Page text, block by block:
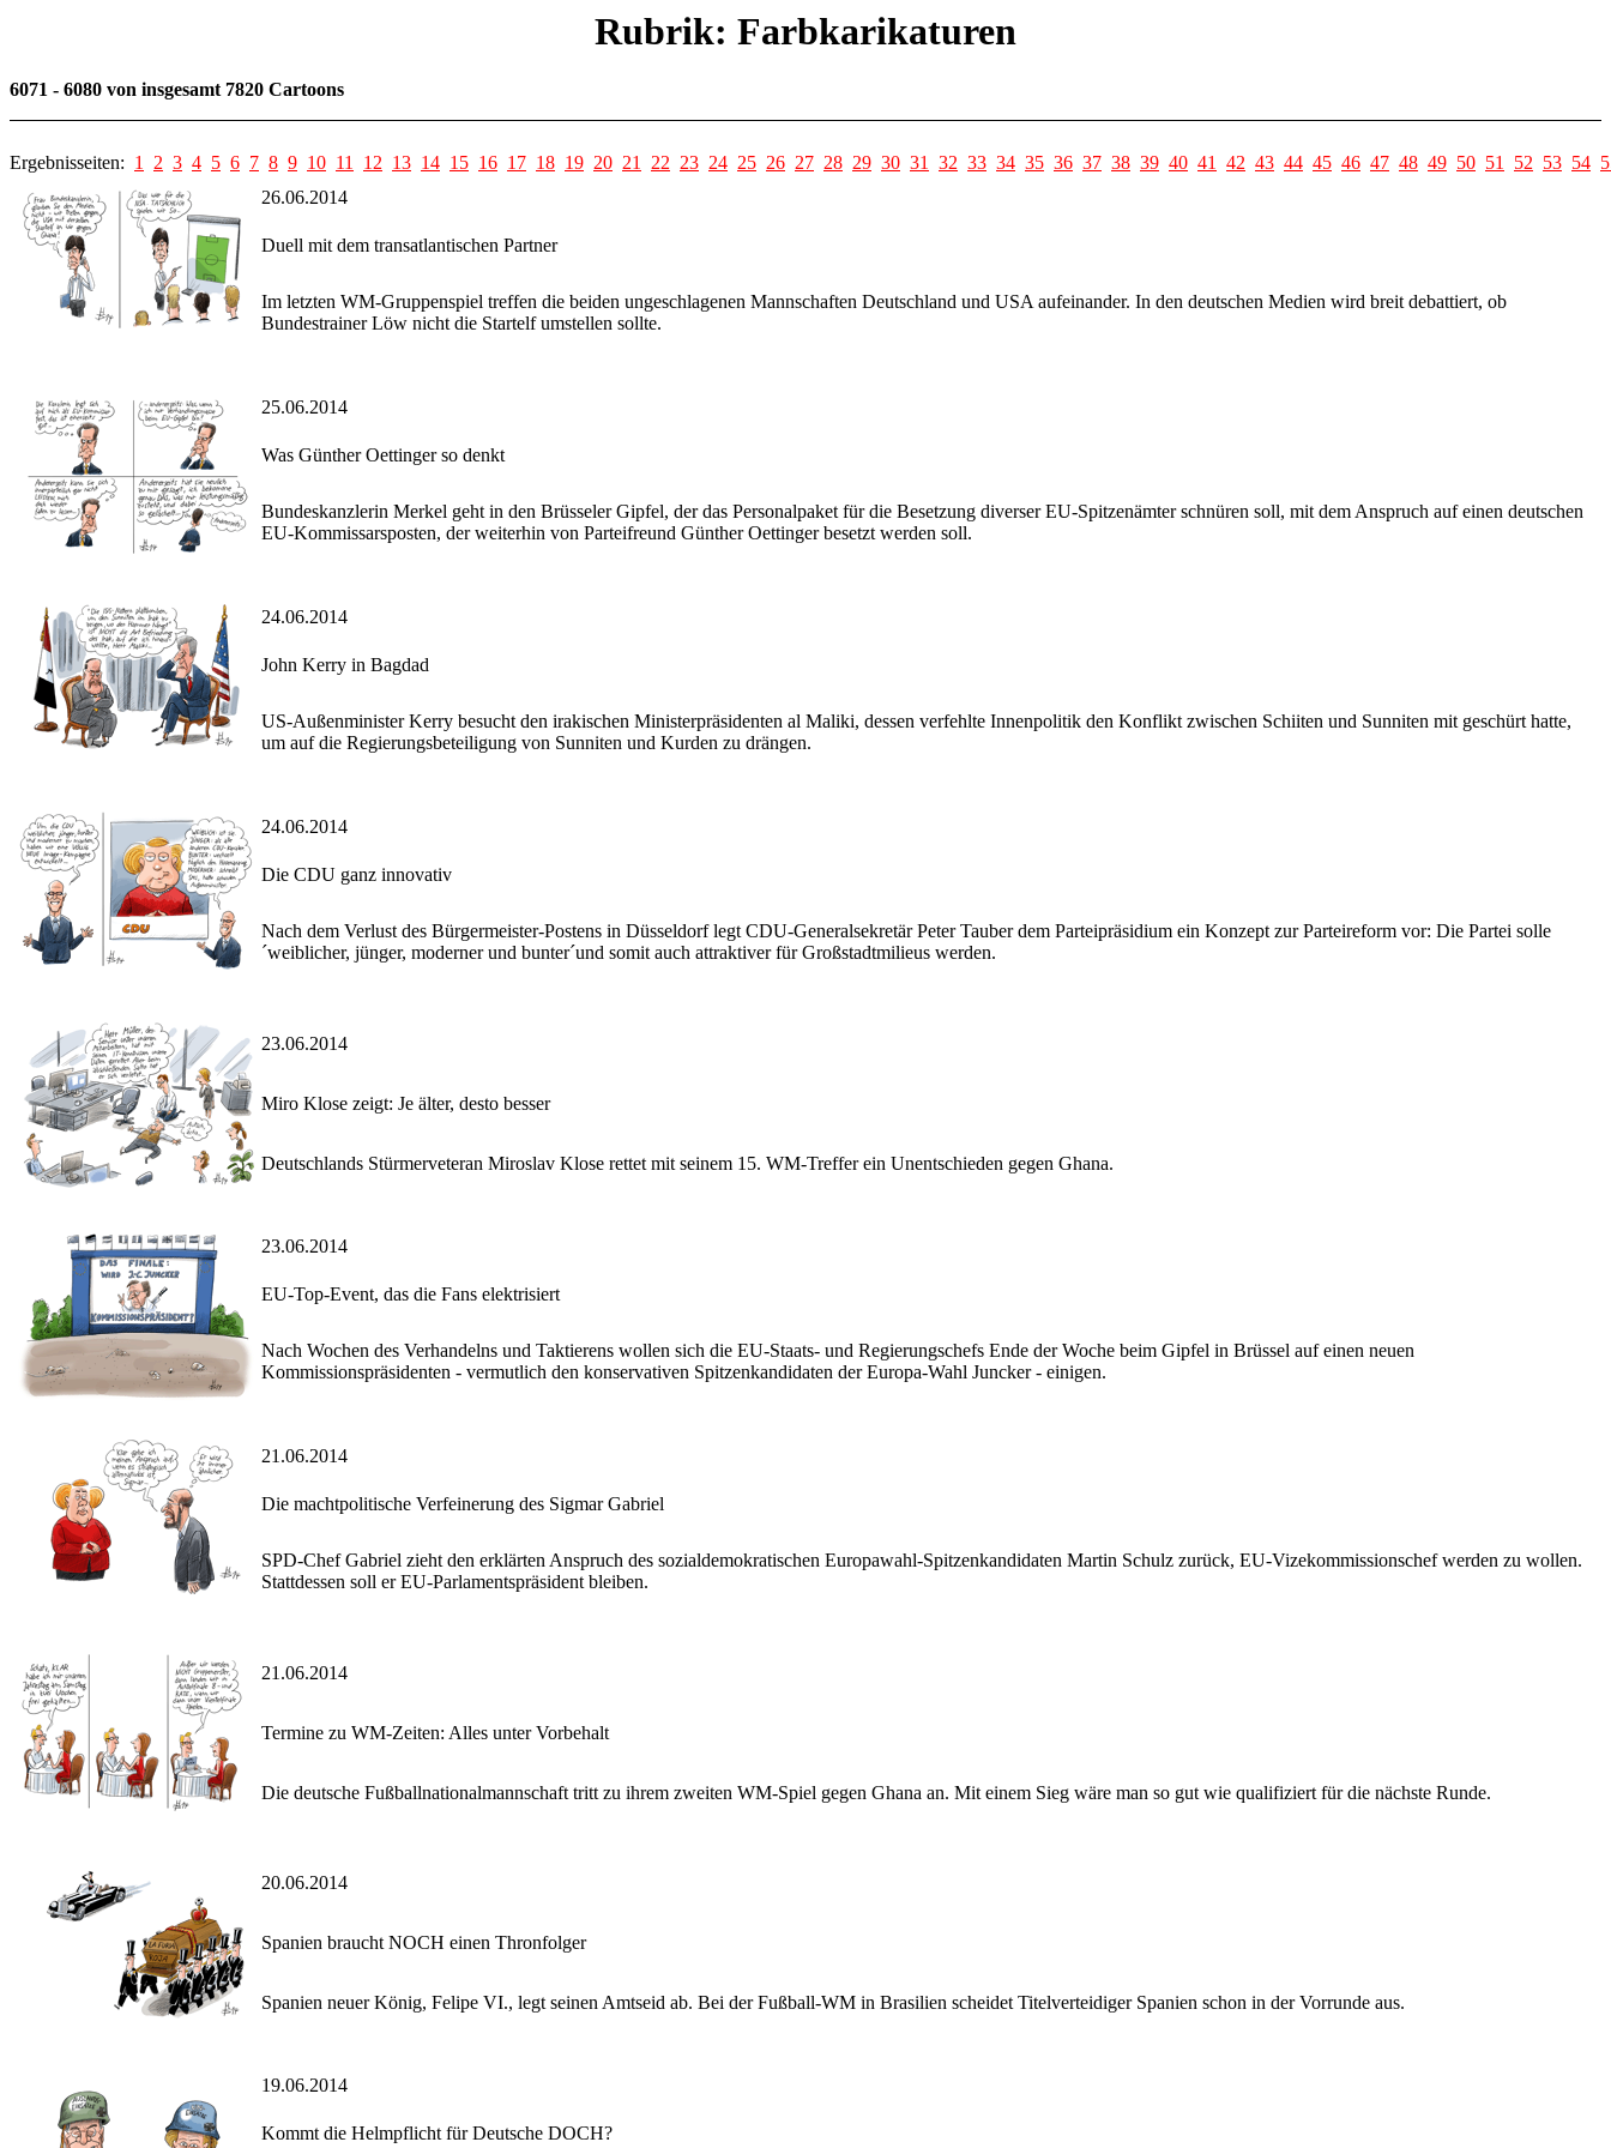
Rubrik: Farbkarikaturen
6071 - 6080 von insgesamt 7820 Cartoons
Ergebnisseiten: 1 2 3 4 5 6 7 8 9 10 11 12 13 14 15 16 17 18 19 20 21 22 23 24 25 26 27 28 29 30 31 32 33 34 35 36 37 38 39 40 41 42 43 44 45 46 47 48 49 50 51 52 53 54
26.06.2014
Duell mit dem transatlantischen Partner
Im letzten WM-Gruppenspiel treffen die beiden ungeschlagenen Mannschaften Deutschland und USA aufeinander. In den deutschen Medien wird breit debattiert, ob
Bundestrainer Löw nicht die Startelf umstellen sollte.
25.06.2014
Was Günther Oettinger so denkt
Bundeskanzlerin Merkel geht in den Brüsseler Gipfel, der das Personalpaket für die Besetzung diverser EU-Spitzenämter schnüren soll, mit dem Anspruch auf einen deutschen
EU-Kommissarsposten, der weiterhin von Parteifreund Günther Oettinger besetzt werden soll.
24.06.2014
John Kerry in Bagdad
US-Außenminister Kerry besucht den irakischen Ministerpräsidenten al Maliki, dessen verfehlte Innenpolitik den Konflikt zwischen Schiiten und Sunniten mit geschürt hatte,
um auf die Regierungsbeteiligung von Sunniten und Kurden zu drängen.
24.06.2014
Die CDU ganz innovativ
Nach dem Verlust des Bürgermeister-Postens in Düsseldorf legt CDU-Generalsekretär Peter Tauber dem Parteipräsidium ein Konzept zur Parteireform vor: Die Partei solle
´weiblicher, jünger, moderner und bunter´und somit auch attraktiver für Großstadtmilieus werden.
23.06.2014
Miro Klose zeigt: Je älter, desto besser
Deutschlands Stürmerveteran Miroslav Klose rettet mit seinem 15. WM-Treffer ein Unentschieden gegen Ghana.
23.06.2014
EU-Top-Event, das die Fans elektrisiert
Nach Wochen des Verhandelns und Taktierens wollen sich die EU-Staats- und Regierungschefs Ende der Woche beim Gipfel in Brüssel auf einen neuen
Kommissionspräsidenten - vermutlich den konservativen Spitzenkandidaten der Europa-Wahl Juncker - einigen.
21.06.2014
Die machtpolitische Verfeinerung des Sigmar Gabriel
SPD-Chef Gabriel zieht den erklärten Anspruch des sozialdemokratischen Europawahl-Spitzenkandidaten Martin Schulz zurück, EU-Vizekommissionschef werden zu wollen.
Stattdessen soll er EU-Parlamentspräsident bleiben.
21.06.2014
Termine zu WM-Zeiten: Alles unter Vorbehalt
Die deutsche Fußballnationalmannschaft tritt zu ihrem zweiten WM-Spiel gegen Ghana an. Mit einem Sieg wäre man so gut wie qualifiziert für die nächste Runde.
20.06.2014
Spanien braucht NOCH einen Thronfolger
Spanien neuer König, Felipe VI., legt seinen Amtseid ab. Bei der Fußball-WM in Brasilien scheidet Titelverteidiger Spanien schon in der Vorrunde aus.
19.06.2014
Kommt die Helmpflicht für Deutsche DOCH?